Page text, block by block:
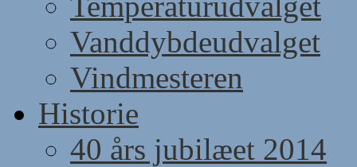
Vanddybdeudvalget
Vindmesteren
Historie
40 års jubilæet 2014